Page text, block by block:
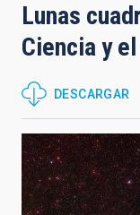
Lunas
Ciencia y
DESCARGAR